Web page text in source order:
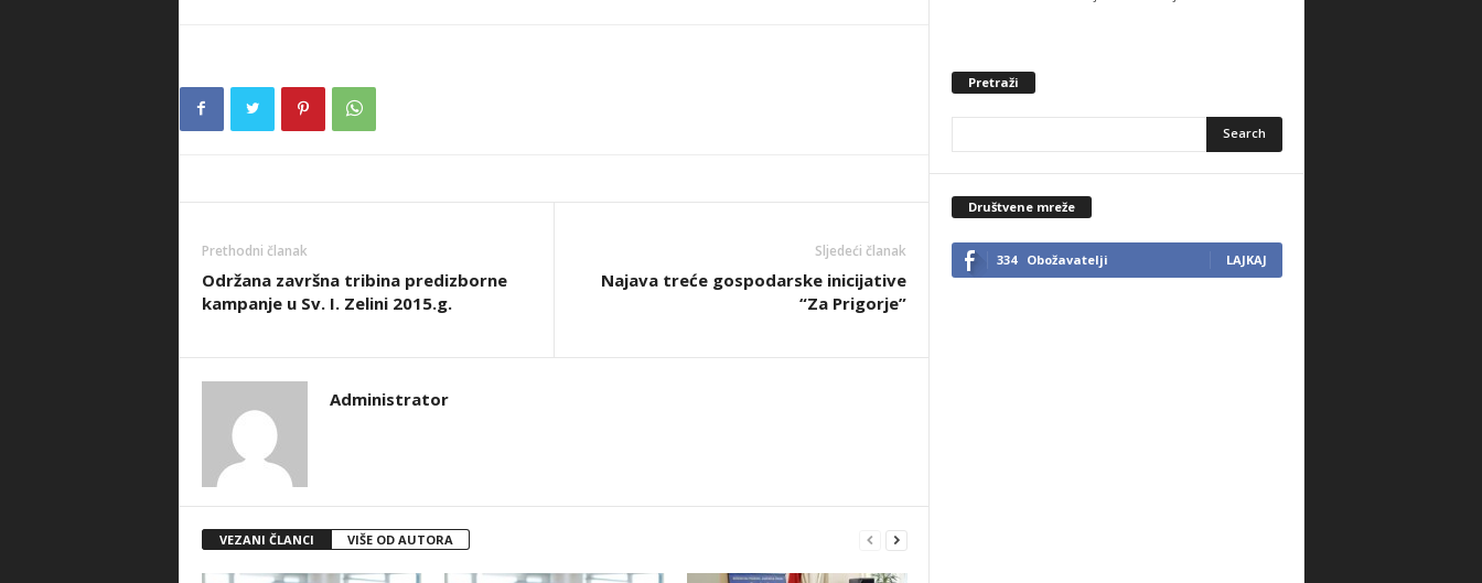
Prethodni članak
Održana završna tribina predizborne
kampanje u Sv. I. Zelini 2015.g.
Sljedeći članak
Najava treće gospodarske inicijative
“Za Prigorje”
Administrator
VEZANI ČLANCI VIŠE OD AUTORA
Pretraži
Društvene mreže
334 Obožavatelji LAJKAJ